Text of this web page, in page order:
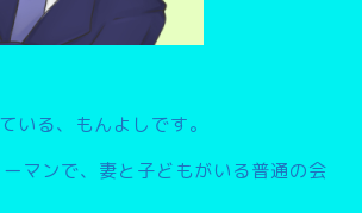
いる、もんよしです。
マンで、妻と子どもがいる普通の会